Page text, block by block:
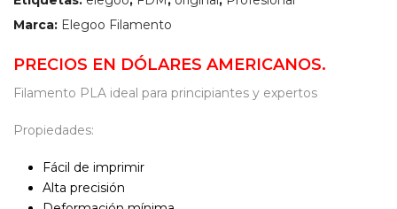
Marca: Elegoo Filamento
PRECIOS EN DÓLARES AMERICANOS.
Filamento PLA ideal para principiantes y expertos
Propiedades:
Fácil de imprimir
Alta precisión